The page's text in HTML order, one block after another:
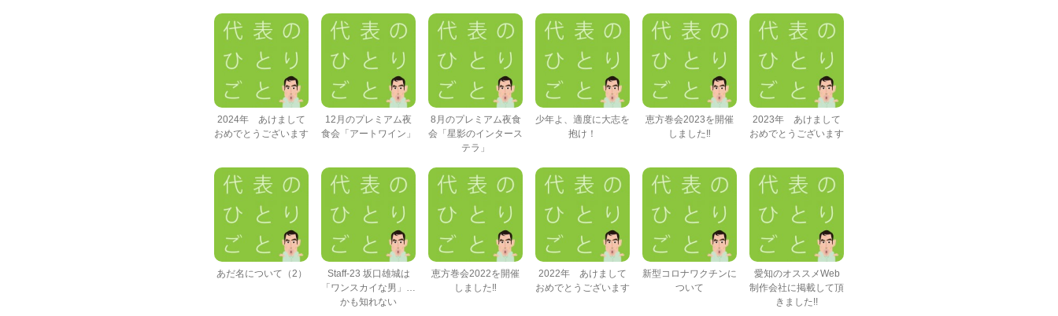
2024年 あけまして
おめでとうございます
12月のプレミアム夜
食会「アートワイン」
8月のプレミアム夜食
会「星影のインタース
テラ」
少年よ、適度に大志を
抱け！
恵方巻会2023を開催
しました‼
2023年 あけまして
おめでとうございます
あだ名について（2）
Staff-23 坂口雄城は
「ワンスカイな男」…
かも知れない
恵方巻会2022を開催
しました‼
2022年 あけまして
おめでとうございます
新型コロナワクチンに
ついて
愛知のオススメWeb
制作会社に掲載して頂
きました!!